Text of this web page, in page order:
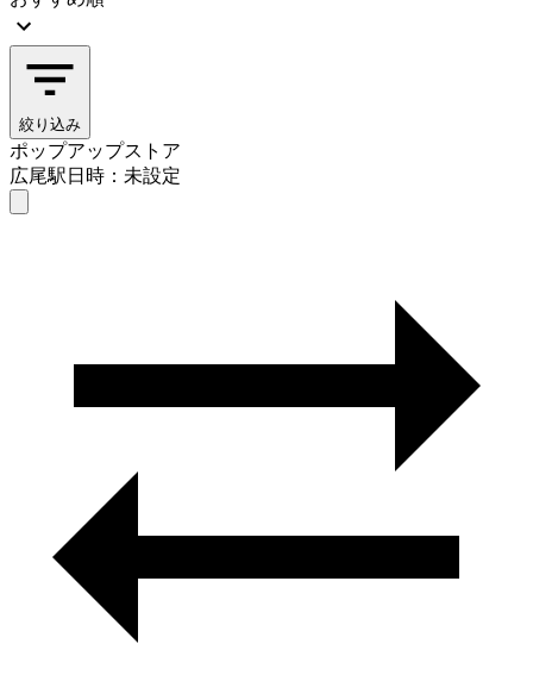
絞り込み
ポップアップストア
広尾駅日時：未設定